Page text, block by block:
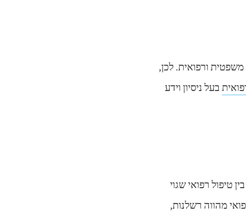
ורפואית. לכן,
בעל ניסיון וידע
טיפול רפואי שגוי
בטיפול רפואי מהווה רשלנות,